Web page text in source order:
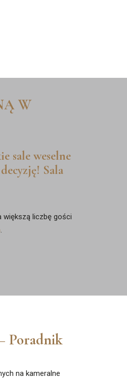
W
sale weselne
Sala
większą liczbę gości
.
Poradnik
na kameralne